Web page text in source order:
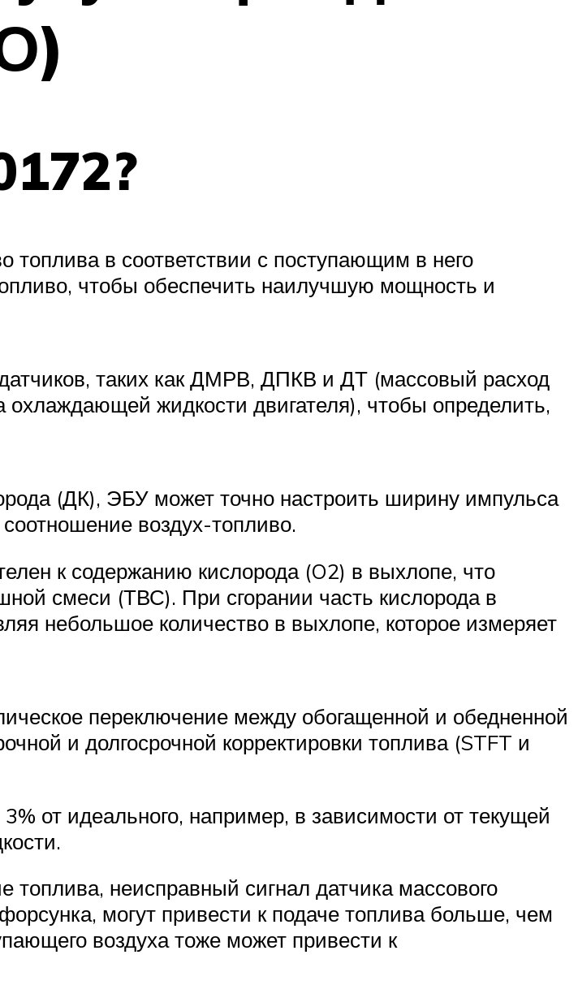
топлива в соответствии с поступающим в него
чтобы обеспечить наилучшую мощность и
таких как ДМРВ, ДПКВ и ДТ (массовый расход
охлаждающей жидкости двигателя), чтобы определить,
(ДК), ЭБУ может точно настроить ширину импульса
воздух-топливо.
к содержанию кислорода (O2) в выхлопе, что
смеси (ТВС). При сгорании часть кислорода в
небольшое количество в выхлопе, которое измеряет
переключение между обогащенной и обедненной
и долгосрочной корректировки топлива (STFT и
от идеального, например, в зависимости от текущей
неисправный сигнал датчика массового
могут привести к подаче топлива больше, чем
воздуха тоже может привести к